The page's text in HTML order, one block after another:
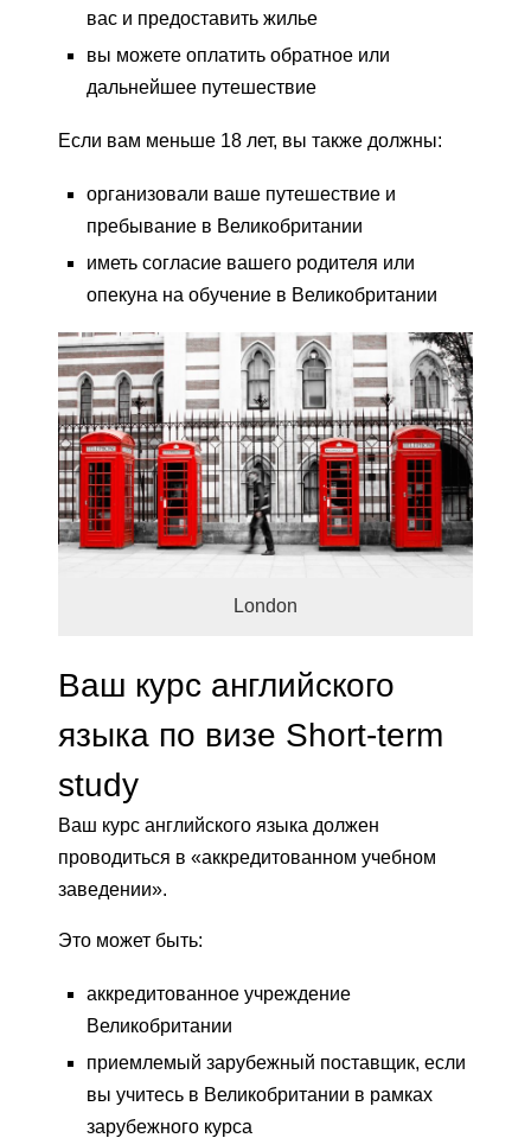
вас и предоставить жилье
вы можете оплатить обратное или
дальнейшее путешествие
Если вам меньше 18 лет, вы также должны:
организовали ваше путешествие и
пребывание в Великобритании
иметь согласие вашего родителя или
опекуна на обучение в Великобритании
London
Ваш курс английского
языка по визе Short-term
study
Ваш курс английского языка должен
проводиться в «аккредитованном учебном
заведении».
Это может быть:
аккредитованное учреждение
Великобритании
приемлемый зарубежный поставщик, если
вы учитесь в Великобритании в рамках
зарубежного курса